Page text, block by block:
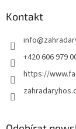
Kontakt
info@
+420 606 979
https://